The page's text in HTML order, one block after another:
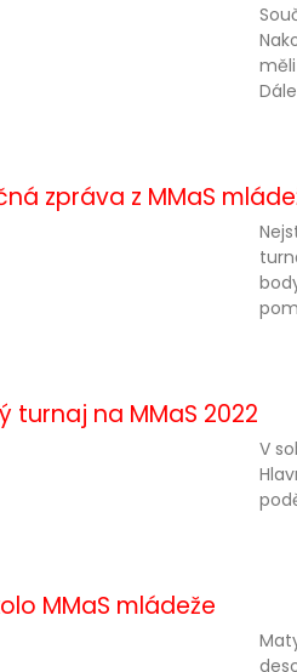
zpráva z MMaS
turnaj na MMaS 2022
V
MMaS mládeže